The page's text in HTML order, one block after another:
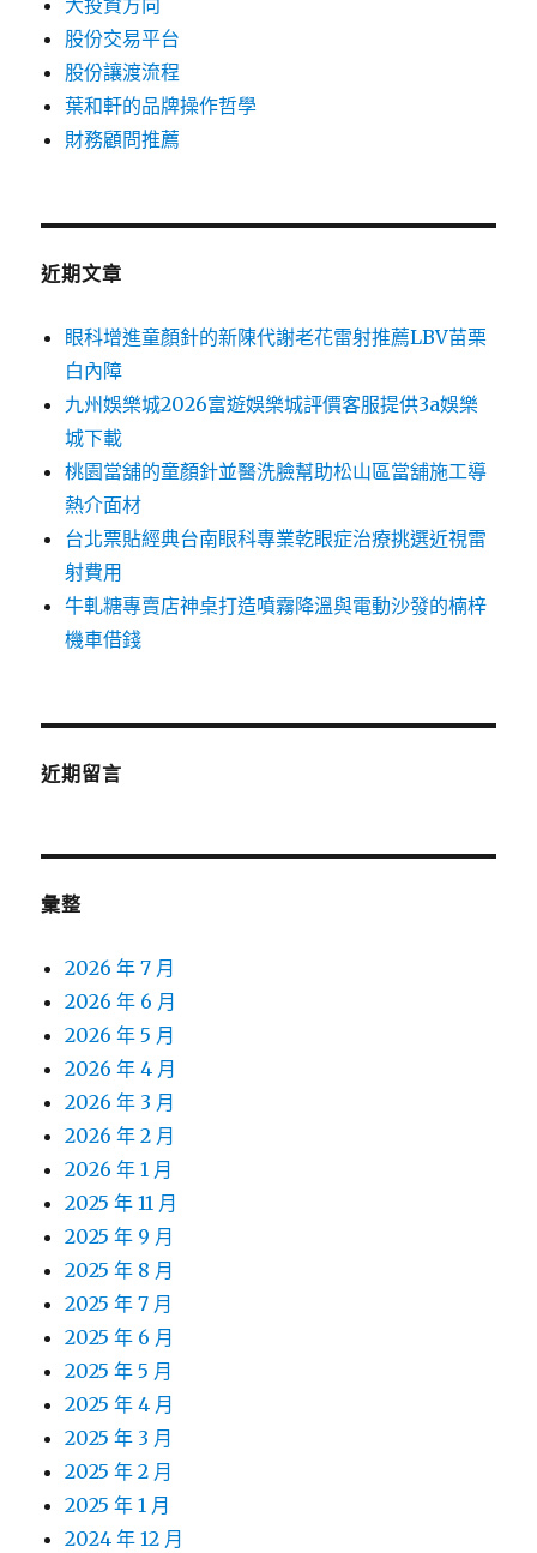
大投資方向
股份交易平台
股份讓渡流程
葉和軒的品牌操作哲學
財務顧問推薦
近期文章
眼科增進童顏針的新陳代謝老花雷射推薦LBV苗栗
白內障
九州娛樂城2026富遊娛樂城評價客服提供3a娛樂
城下載
桃園當舖的童顏針並醫洗臉幫助松山區當舖施工導
熱介面材
台北票貼經典台南眼科專業乾眼症治療挑選近視雷
射費用
牛軋糖專賣店神桌打造噴霧降溫與電動沙發的楠梓
機車借錢
近期留言
彙整
2026 年 7 月
2026 年 6 月
2026 年 5 月
2026 年 4 月
2026 年 3 月
2026 年 2 月
2026 年 1 月
2025 年 11 月
2025 年 9 月
2025 年 8 月
2025 年 7 月
2025 年 6 月
2025 年 5 月
2025 年 4 月
2025 年 3 月
2025 年 2 月
2025 年 1 月
2024 年 12 月